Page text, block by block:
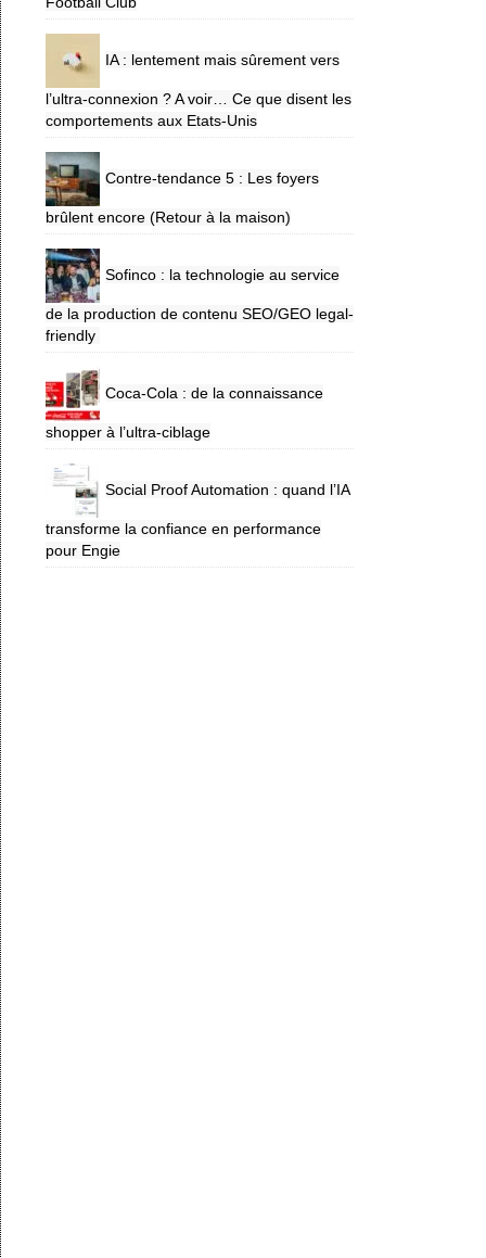
IA : lentement mais sûrement vers
l’ultra-connexion ? A voir… Ce que disent les
comportements aux Etats-Unis
Contre-tendance 5 : Les foyers
brûlent encore (Retour à la maison)
Sofinco : la technologie au service
de la production de contenu SEO/GEO legal-
friendly
Coca-Cola : de la connaissance
shopper à l’ultra-ciblage
Social Proof Automation : quand l’IA
transforme la confiance en performance
pour Engie